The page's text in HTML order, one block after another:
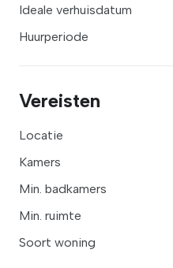
Ideale verhuisdatum
Huurperiode
Vereisten
Locatie
Kamers
Min. badkamers
Min. ruimte
Soort woning